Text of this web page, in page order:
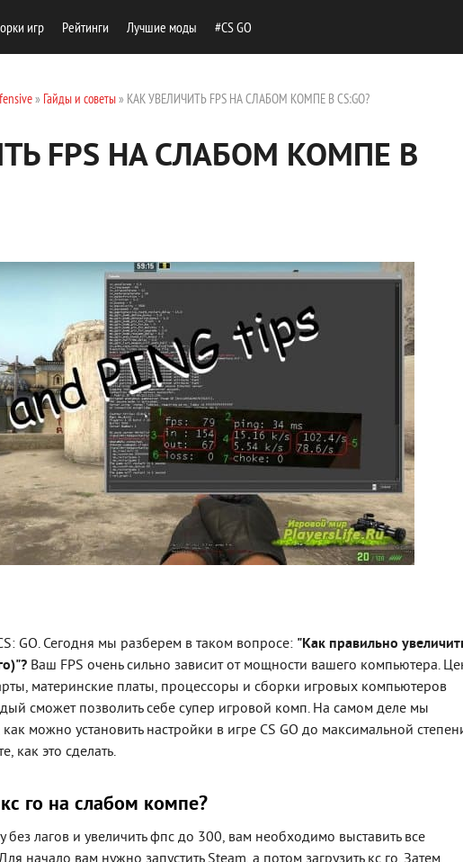
игр Рейтинги Лучшие моды #CS GO
» Гайды и советы» КАК УВЕЛИЧИТЬ FPS НА СЛАБОМ КОМПЕ В CS:GO?
FPS НА СЛАБОМ КОМПЕ В
GO. Сегодня мы разберем в таком вопросе: "Как правильно
Ваш FPS очень сильно зависит от мощности вашего компьютера.
материнские платы, процессоры и сборки игровых компьютеров
сможет позволить себе супер игровой комп. На самом деле мы
можно установить настройки в игре CS GO до максимальной
как это сделать.
го на слабом компе?
без лагов и увеличить фпс до 300, вам необходимо выставить все